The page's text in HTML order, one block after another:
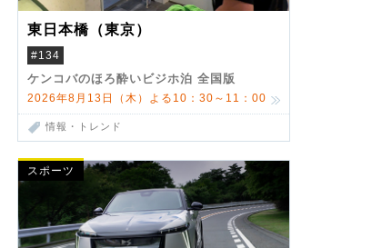
東日本橋（東京）
#134
ケンコバのほろ酔いビジホ泊 全国版
2026年8月13日（木）よる10：30～11：00
情報・トレンド
スポーツ